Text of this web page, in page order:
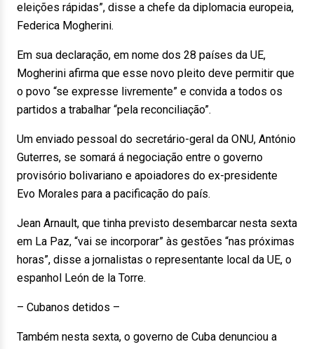
eleições rápidas”, disse a chefe da diplomacia europeia,
Federica Mogherini.
Em sua declaração, em nome dos 28 países da UE,
Mogherini afirma que esse novo pleito deve permitir que
o povo “se expresse livremente” e convida a todos os
partidos a trabalhar “pela reconciliação”.
Um enviado pessoal do secretário-geral da ONU, António
Guterres, se somará á negociação entre o governo
provisório bolivariano e apoiadores do ex-presidente
Evo Morales para a pacificação do país.
Jean Arnault, que tinha previsto desembarcar nesta sexta
em La Paz, “vai se incorporar” às gestões “nas próximas
horas”, disse a jornalistas o representante local da UE, o
espanhol León de la Torre.
– Cubanos detidos –
Também nesta sexta, o governo de Cuba denunciou a